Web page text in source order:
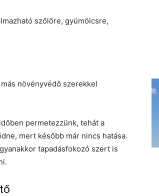
szőlőre, gyümölcsre,
növényvédő szerekkel
permetezzünk, tehát a
mert később már nincs hatása.
tapadásfokozó szert is